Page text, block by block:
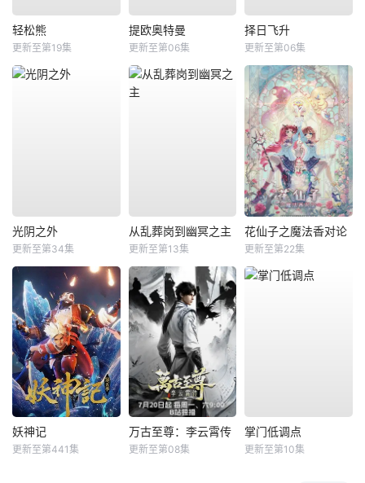
轻松熊
更新至第19集
提欧奥特曼
更新至第06集
择日飞升
更新至第06集
光阴之外
更新至第34集
从乱葬岗到幽冥之主
更新至第13集
花仙子之魔法香对论
更新至第22集
妖神记
更新至第441集
万古至尊：李云霄传
更新至第08集
掌门低调点
更新至第10集